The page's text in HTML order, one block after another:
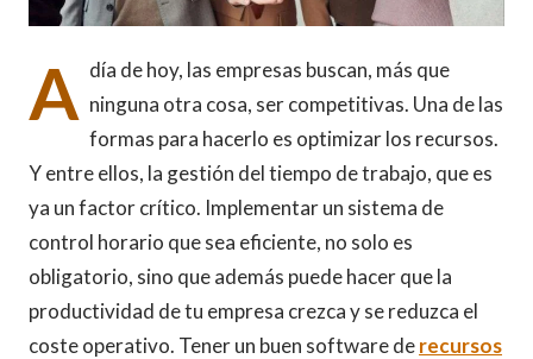
A día de hoy, las empresas buscan, más que
ninguna otra cosa, ser competitivas. Una de las
formas para hacerlo es optimizar los recursos.
Y entre ellos, la gestión del tiempo de trabajo, que es
ya un factor crítico. Implementar un sistema de
control horario que sea eficiente, no solo es
obligatorio, sino que además puede hacer que la
productividad de tu empresa crezca y se reduzca el
coste operativo. Tener un buen software derecursos